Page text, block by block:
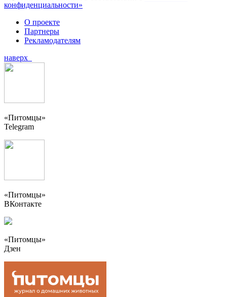
конфиденциальности»
О проекте
Партнеры
Рекламодателям
наверх
«Питомцы»
Telegram
«Питомцы»
ВКонтакте
«Питомцы»
Дзен